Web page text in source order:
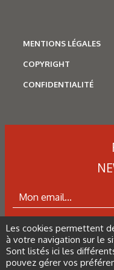
Les
MENTIONS LÉGALES
COPYRIGHT
CONFIDENTIALITÉ
ABONNEZ-
Les cookies permettent
à votre navigation sur le
Sont listés ici les
pouvez gérer vos